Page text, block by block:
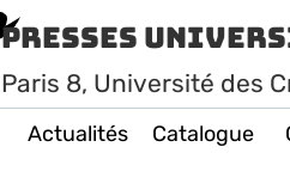
Presses
Paris 8, Université des
Actualités Catalogue